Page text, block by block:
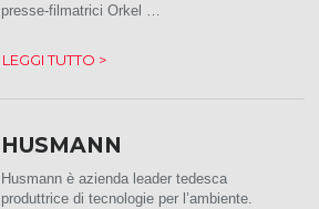
presse-filmatrici Orkel …
LEGGI TUTTO >
HUSMANN
Husmann è azienda leader tedesca
produttrice di tecnologie per l’ambiente.